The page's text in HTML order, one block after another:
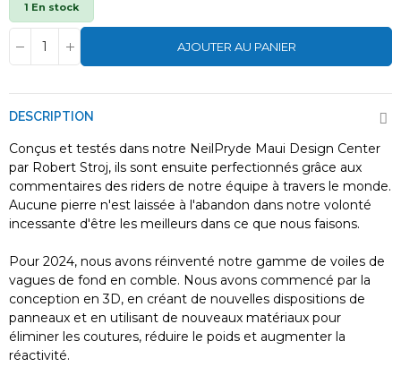
1 En stock
AJOUTER AU PANIER
DESCRIPTION
Conçus et testés dans notre NeilPryde Maui Design Center
par Robert Stroj, ils sont ensuite perfectionnés grâce aux
commentaires des riders de notre équipe à travers le monde.
Aucune pierre n'est laissée à l'abandon dans notre volonté
incessante d'être les meilleurs dans ce que nous faisons.
Pour 2024, nous avons réinventé notre gamme de voiles de
vagues de fond en comble. Nous avons commencé par la
conception en 3D, en créant de nouvelles dispositions de
panneaux et en utilisant de nouveaux matériaux pour
éliminer les coutures, réduire le poids et augmenter la
réactivité.